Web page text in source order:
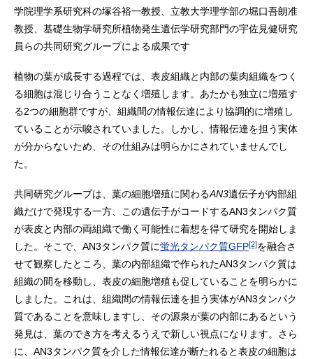
学院理学系研究科の塚谷裕一教授、立教大学理学部の堀口吾朗准
教授、基礎生物学研究所植物発生遺伝学研究部門の宇佐見健研究
員らの共同研究グループによる成果です
植物の葉が成長する過程では、表皮組織と内部の葉肉組織をつく
る細胞は混じり合うことなく増殖します。あたかも独立に増殖す
る2つの細胞群ですが、組織間の情報伝達により協調的に増殖し
ていることが示唆されていました。しかし、情報伝達を担う実体
が分からないため、その仕組みは明らかにされていませんでし
た。
共同研究グループは、葉の細胞増殖に関わるAN3遺伝子が内部組
織だけで発現する一方、この遺伝子がコードするAN3タンパク質
が表皮と内部の両組織で働く可能性に着想を得て研究を開始しま
した。そこで、AN3タンパク質に蛍光タンパク質GFP[2]を融合さ
せて観察したところ、葉の内部組織で作られたAN3タンパク質は
組織の間を移動し、表皮の細胞増殖も促していることを明らかに
しました。これは、組織間の情報伝達を担う実体がAN3タンパク
質であることを意味しますし、その源泉が葉の内部にあるという
発見は、葉のでき方を考えるうえで新しい視点になります。さら
に、AN3タンパク質を介した情報伝達が断たれると表皮の細胞は